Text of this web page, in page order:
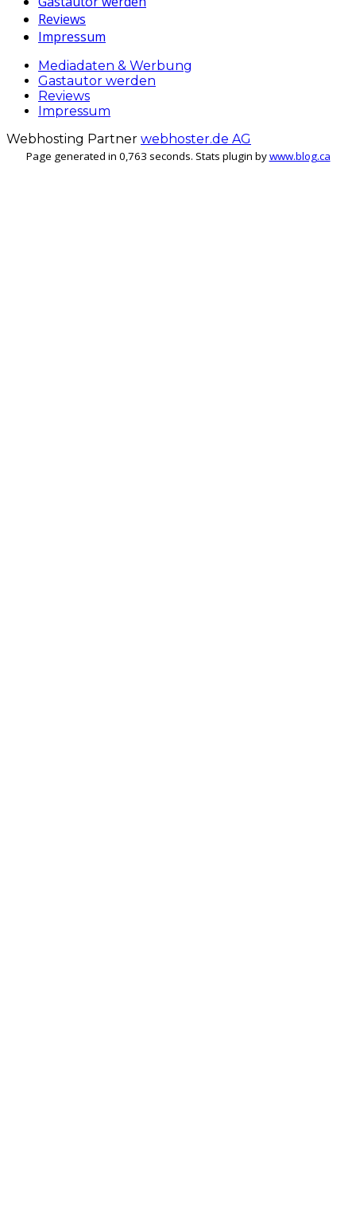
Reviews
Impressum
Mediadaten & Werbung
Gastautor werden
Reviews
Impressum
Webhosting Partner webhoster.de AG
Page generated in 0,763 seconds. Stats plugin bywww.blog.ca